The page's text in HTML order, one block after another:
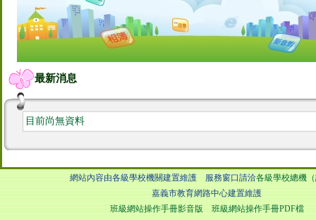
最新消息
目前尚無資料
網站內容由各級學校機關建置維護 服務窗口請洽各級學校總機
嘉義市教育網路中心建置維護
班級網站操作手冊影音版
班級網站操作手冊PDF檔